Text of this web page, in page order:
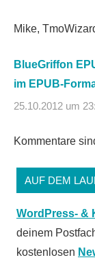
Mike,
BlueGriffon
im EPUB-
25.10.2012 um
Kommentare
AUF DEM
WordPress- &
deinem
kostenlosen